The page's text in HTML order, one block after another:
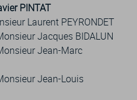
PINTAT
Laurent PEYRONDET
Jacques BIDALUN
Jean-Marc
Jean-Louis